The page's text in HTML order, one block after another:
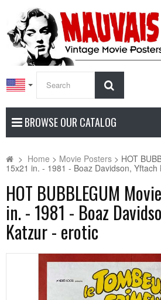
BROWSE OUR CATALOG
> Home > Movie Posters > HOT
15x21 in. - 1981 - Boaz Davidson, Yftach
HOT BUBBLEGUM
in. - 1981 - Boaz
Katzur - erotic